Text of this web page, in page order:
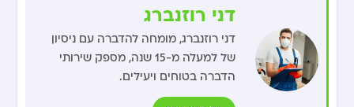
דני רוזנברג
דני רוזנברג, מומחה להדברה עם ניסיון
של למעלה מ-15 שנה, מספק שירותי
הדברה בטוחים ויעילים.